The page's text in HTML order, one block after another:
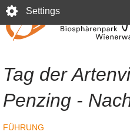
Skip
to
main
Settings
Tag der
Penzing -
FÜHRUNG